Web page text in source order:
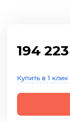
194 223
Купить в 1 клик